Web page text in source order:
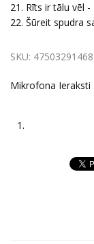
21. Rīts ir tālu vēl
22. Šūreit spudra
SKU:
Mikrofona Ieraksti
1.